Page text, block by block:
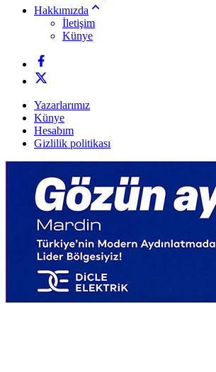
Hakkımızda
İletişim
Künye
Yazarlarımız
Künye
Hesabım
Gizlilik politikası